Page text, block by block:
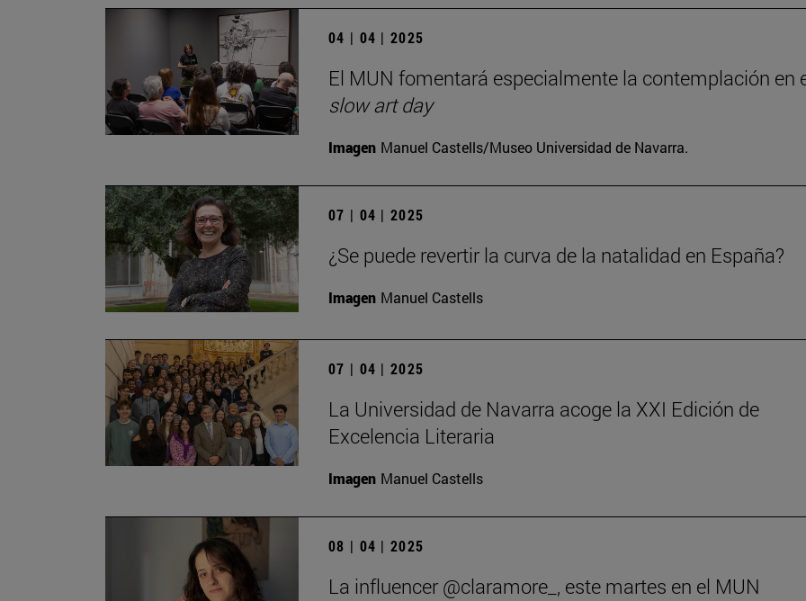
04 | 04 | 2025
El MUN fomentará especialmente la contemplación en
slow art day
Imagen Manuel Castells/Museo Universidad de Navarra.
07 | 04 | 2025
¿Se puede revertir la curva de la natalidad en España?
Imagen Manuel Castells
07 | 04 | 2025
La Universidad de Navarra acoge la XXI Edición de
Excelencia Literaria
Imagen Manuel Castells
08 | 04 | 2025
La influencer @claramore_, este martes en el MUN